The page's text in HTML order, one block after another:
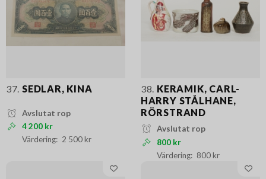
37. SEDLAR, KINA
Avslutat rop
4 200 kr
2 500 kr
38. KERAMIK, CARL-
HARRY STÅLHANE,
RÖRSTRAND
Avslutat rop
800 kr
800 kr